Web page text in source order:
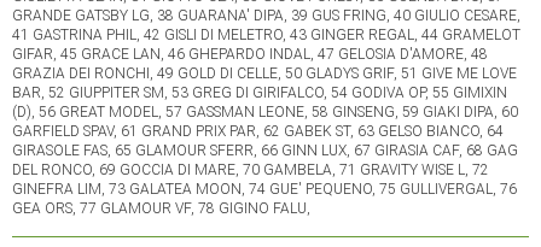
GRANDE GATSBY LG, 38 GUARANA' DIPA, 39 GUS FRING, 40 GIULIO CESARE,
41 GASTRINA PHIL, 42 GISLI DI MELETRO, 43 GINGER REGAL, 44 GRAMELOT
GIFAR, 45 GRACE LAN, 46 GHEPARDO INDAL, 47 GELOSIA D'AMORE, 48
GRAZIA DEI RONCHI, 49 GOLD DI CELLE, 50 GLADYS GRIF, 51 GIVE ME LOVE
BAR, 52 GIUPPITER SM, 53 GREG DI GIRIFALCO, 54 GODIVA OP, 55 GIMIXIN
(D), 56 GREAT MODEL, 57 GASSMAN LEONE, 58 GINSENG, 59 GIAKI DIPA, 60
GARFIELD SPAV, 61 GRAND PRIX PAR, 62 GABEK ST, 63 GELSO BIANCO, 64
GIRASOLE FAS, 65 GLAMOUR SFERR, 66 GINN LUX, 67 GIRASIA CAF, 68 GAG
DEL RONCO, 69 GOCCIA DI MARE, 70 GAMBELA, 71 GRAVITY WISE L, 72
GINEFRA LIM, 73 GALATEA MOON, 74 GUE' PEQUENO, 75 GULLIVERGAL, 76
GEA ORS, 77 GLAMOUR VF, 78 GIGINO FALU,